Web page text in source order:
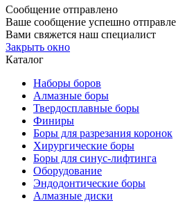
Сообщение отправлено
Ваше сообщение успешно
Вами свяжется наш специалист
Закрыть окно
Каталог
Наборы боров
Алмазные боры
Твердосплавные боры
Финиры
Боры для разрезания коронок
Хирургические боры
Боры для синус-лифтинга
Оборудование
Эндодонтические боры
Алмазные диски